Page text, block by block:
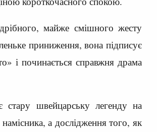
майже смішного жесту
приниження, вона підписує
і починається справжня драма
швейцарську легенду на
а дослідження того, як